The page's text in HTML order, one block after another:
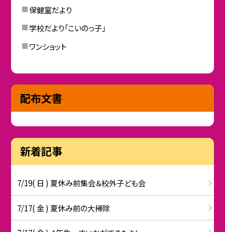
保健室だより
学校だより「こいのっ子」
ワンショット
配布文書
新着記事
7/19( 日 ) 夏休み前集会＆校外子ども会
7/17( 金 ) 夏休み前の大掃除